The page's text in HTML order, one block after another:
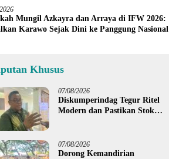
Mungil Azkayra dan Arraya di IFW 2026:
Karawo Sejak Dini ke Panggung Nasional
Khusus
07/08/2026
Diskumperindag Tegur Ritel
Modern dan Pastikan Stok
07/08/2026
Dorong Kemandirian